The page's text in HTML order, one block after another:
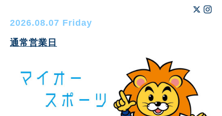
2026.08.07 Friday
通常営業日